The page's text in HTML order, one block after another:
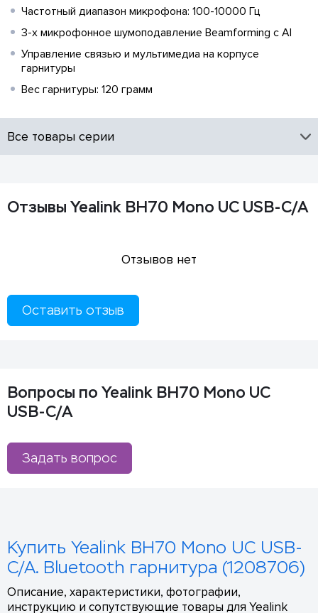
Частотный диапазон микрофона: 100-10000 Гц
3-х микрофонное шумоподавление Beamforming с AI
Управление связью и мультимедиа на корпусе
гарнитуры
Вес гарнитуры: 120 грамм
Все товары серии
Отзывы Yealink BH70 Mono UC USB-C/A
Отзывов нет
Оставить отзыв
Вопросы по Yealink BH70 Mono UC
USB-C/A
Задать вопрос
Купить Yealink BH70 Mono UC USB-
C/A. Bluetooth гарнитура (1208706)
Описание, характеристики, фотографии,
инструкцию и сопутствующие товары для Yealink